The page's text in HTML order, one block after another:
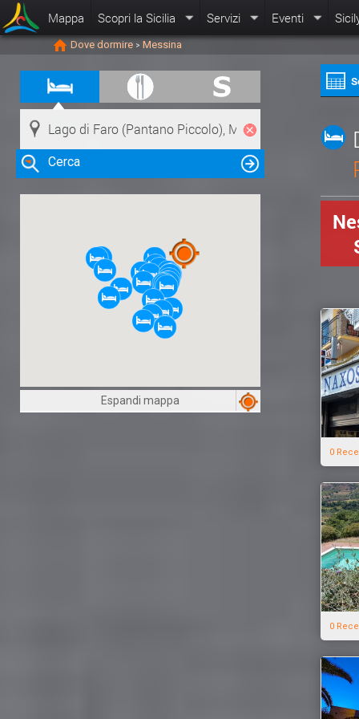
Mappa Scopri la Sicilia Servizi Eventi
Dove dormire > Messina
Cerca
Clicca su una risorsa nella mappa
per visualizzare le informazioni
Espandi mappa
0
0